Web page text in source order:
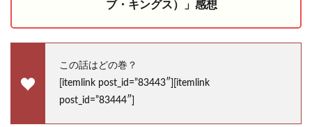
ブ・キングス）」感想
この話はどの巻？
[itemlink post_id=”83443″][itemlink
post_id=”83444″]